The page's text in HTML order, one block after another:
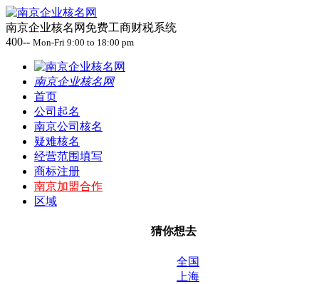
南京企业核名网免费工商财税系统
400-- Mon-Fri 9:00 to 18:00 pm
南京企业核名网
首页
公司起名
南京公司核名
疑难核名
经营范围填写
商标注册
南京加盟合作
区域
猜你想去
全国
上海